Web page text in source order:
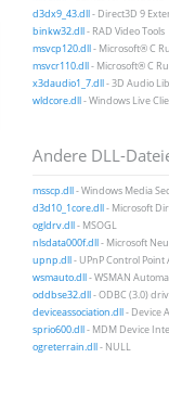
d3dx9_43.dll- Direct3D 9
binkw32.dll- RAD Video Tools
msvcp120.dll- Microsoft® C
msvcr110.dll- Microsoft® C
x3daudio1_7.dll- 3D Audio
wldcore.dll- Windows Live
Andere DLL-
msscp.dll- Windows Media
d3d10_1core.dll- Microsoft
ogldrv.dll- MSOGL
nlsdata000f.dll- Microsoft
upnp.dll- UPnP Control Point
wsmauto.dll- WSMAN
oddbse32.dll- ODBC (3.0)
deviceassociation.dll- Device
sprio600.dll- MDM Device
ogreterrain.dll- NULL